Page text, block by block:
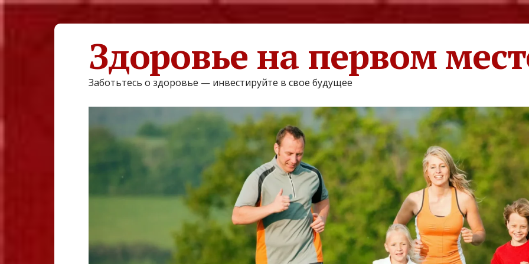
Здоровье на первом
Заботьтесь о здоровье — инвестируйте в свое будущее